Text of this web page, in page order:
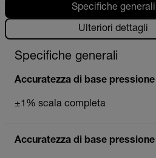
Specifiche generali
Ulteriori dettagli
Specifiche generali
Accuratezza di base
±1% scala completa
Accuratezza di base pressione